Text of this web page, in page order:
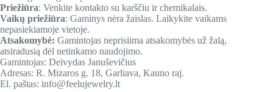
Priežiūra: Venkite kontakto su karščiu ir chemikalais.
Vaikų priežiūra: Gaminys nėra žaislas. Laikykite vaikams
nepasiekiamoje vietoje.
Atsakomybė: Gamintojas neprisiima atsakomybės už žalą,
atsiradusią dėl netinkamo naudojimo.
Gamintojas: Deivydas Januševičius
Adresas: R. Mizaros g. 18, Garliava, Kauno raj.
El. paštas: info@feelujewelry.lt